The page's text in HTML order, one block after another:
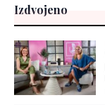
Izdvojeno